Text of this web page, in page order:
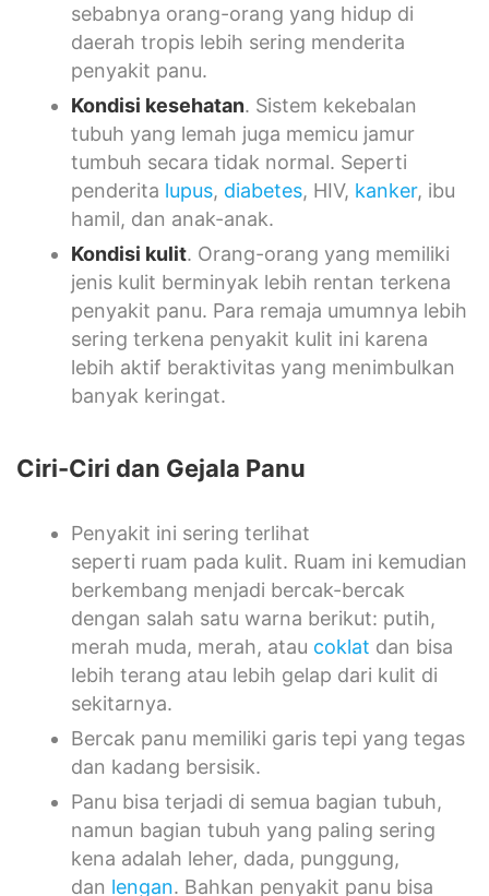
sebabnya orang-orang yang hidup di
daerah tropis lebih sering menderita
penyakit panu.
Kondisi kesehatan. Sistem kekebalan
tubuh yang lemah juga memicu jamur
tumbuh secara tidak normal. Seperti
penderita lupus, diabetes, HIV, kanker, ibu
hamil, dan anak-anak.
Kondisi kulit. Orang-orang yang memiliki
jenis kulit berminyak lebih rentan terkena
penyakit panu. Para remaja umumnya lebih
sering terkena penyakit kulit ini karena
lebih aktif beraktivitas yang menimbulkan
banyak keringat.
Ciri-Ciri dan Gejala Panu
Penyakit ini sering terlihat
seperti ruam pada kulit. Ruam ini kemudian
berkembang menjadi bercak-bercak
dengan salah satu warna berikut: putih,
merah muda, merah, atau coklat dan bisa
lebih terang atau lebih gelap dari kulit di
sekitarnya.
Bercak panu memiliki garis tepi yang tegas
dan kadang bersisik.
Panu bisa terjadi di semua bagian tubuh,
namun bagian tubuh yang paling sering
kena adalah leher, dada, punggung,
dan lengan. Bahkan penyakit panu bisa